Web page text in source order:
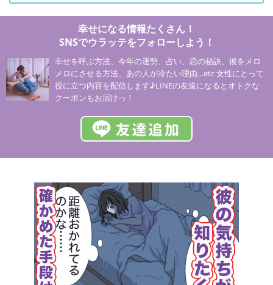
幸せになる情報たくさん！
SNSでウラッテをフォローしよう！
幸せを呼ぶ方法、今年の運勢、占い、恋の秘訣、彼をメロ
メロにさせる方法、あの人が冷たい理由…etc 女性にとって
役に立つ内容を配信します♪LINEの友達になるとオトクな
クーポンもお届けっ！